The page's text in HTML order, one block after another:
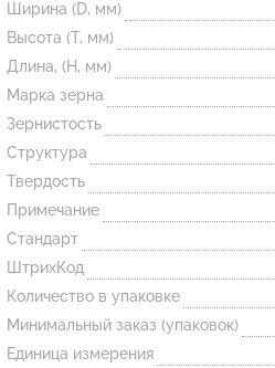
Огнеупорные
изделия
Скачать каталог
Тигель
Муфель
Черпак
Шербер
Трубка
Стержень
Ширина (D, мм)
Высота (T, мм)
Длина, (H, мм)
Марка зерна
Зернистость
Структура
Твердость
Примечание
Стандарт
ШтрихКод
Количество в упаковке
Минимальный заказ (упаковок)
Единица измерения